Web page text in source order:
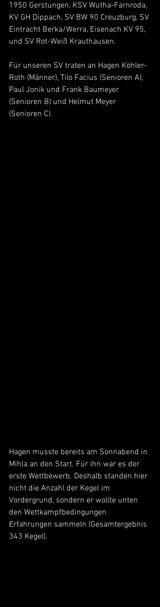
1950 Gerstungen, KSV Wutha-Farnroda,
KV GH Dippach, SV BW 90 Creuzburg, SV
Eintracht Berka/Werra, Eisenach KV 95,
und SV Rot-Weiß Krauthausen.
Für unseren SV traten an Hagen Köhler-
Roth (Männer), Tilo Facius (Senioren A),
Paul Jonik und Frank Baumeyer
(Senioren B) und Helmut Meyer
(Senioren C).
Hagen musste bereits am Sonnabend in
Mihla an den Start. Für ihn war es der
erste Wettbewerb. Deshalb standen hier
nicht die Anzahl der Kegel im
Vordergrund, sondern er wollte unten
den Wettkampfbedingungen
Erfahrungen sammeln (Gesamtergebnis
343 Kegel).